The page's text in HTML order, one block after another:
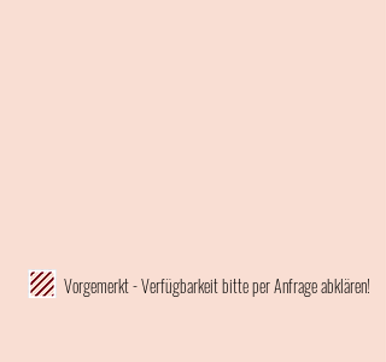
Vorgemerkt - Verfügbarkeit bitte per Anfrage abklären!